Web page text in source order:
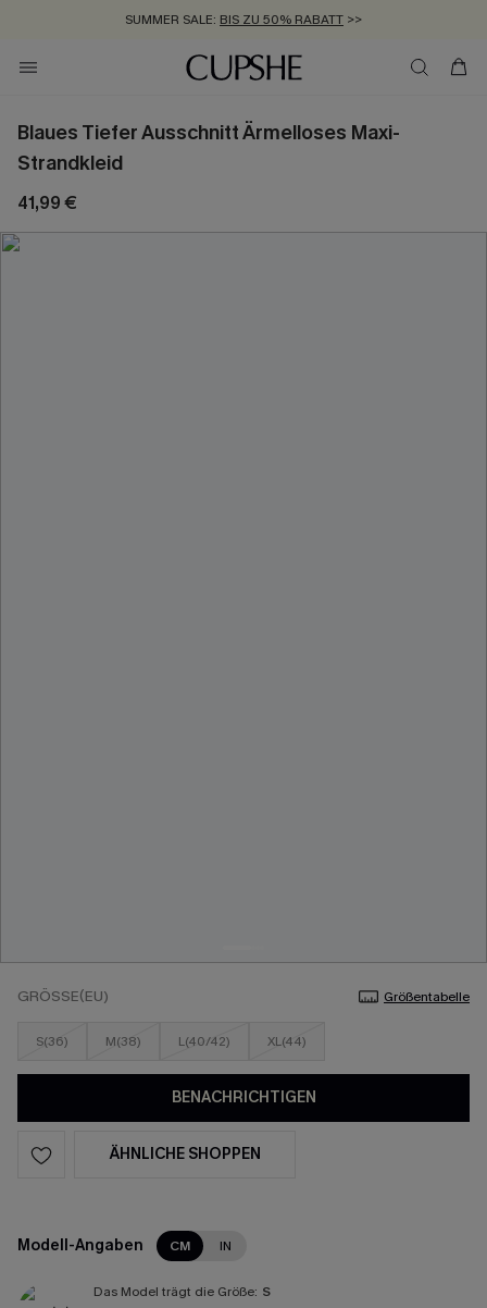
SUMMER SALE: BIS ZU 50% RABATT >>
ZUM NEWSLETTER:BIS ZU -20% EXTRA ERHALTEN
KOSTENLOSER VERSAND AB 89 €
Blaues Tiefer Ausschnitt Ärmelloses Maxi-
Strandkleid
41,99 €
GRÖSSE(EU) Größentabelle
S(36) M(38) L(40/42) XL(44)
BENACHRICHTIGEN
ÄHNLICHE SHOPPEN
Modell-Angaben CM IN
Das Model trägt die Größe: S